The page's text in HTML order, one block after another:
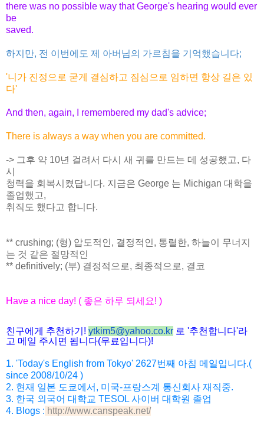
there was no possible way that George's hearing would ever
be
saved.
하지만, 전 이번에도 제 아버님의 가르침을 기억했습니다;
'니가 진정으로 굳게 결심하고 짐심으로 임하면 항상 길은 있
다'
And then, again, I remembered my dad's advice;
There is always a way when you are committed.
-> 그후 약 10년 걸려서 다시 새 귀를 만드는 데 성공했고, 다
시
청력을 회복시켰답니다. 지금은 George 는 Michigan 대학을
졸업했고,
취직도 했다고 합니다.
** crushing; (형) 압도적인, 결정적인, 통렬한, 하늘이 무너지
는 것 같은 절망적인
** definitively; (부) 결정적으로, 최종적으로, 결코
Have a nice day! ( 좋은 하루 되세요! )
친구에게 추천하기 ! ytkim5@yahoo.co.kr 로 '추천합니다'라
고 메일 주시면 됩니다(무료입니다)!
1. 'Today's English from Tokyo' 2627번째 아침 메일입니다.(
since 2008/10/24 )
2. 현재 일본 도쿄에서 , 미국-프랑스계 통신회사 재직중.
3. 한국 외국어 대학교 TESOL 사이버 대학원 졸업
4. Blogs : http://www.canspeak.net/